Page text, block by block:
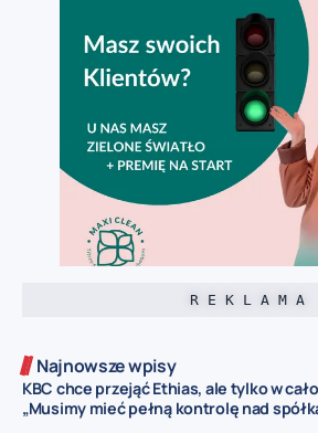
R E K L A M A
Najnowsze wpisy
KBC chce przejąć Ethias, ale tylko w
„Musimy mieć pełną kontrolę nad